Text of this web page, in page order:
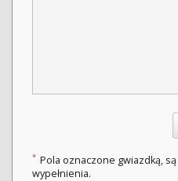
* Pola oznaczone gwiazdką,
wypełnienia.